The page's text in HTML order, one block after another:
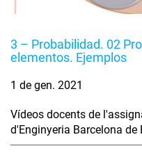
3 – Probabilidad. 02
elementos. Ejemplos
1 de gen. 2021
Vídeos docents de
d'Enginyeria Barcelona de